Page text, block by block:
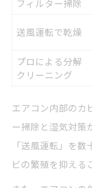
フィルター掃除
送風運転で乾燥
プロによる分解
クリーニング
エアコン内部のカ
ー掃除と湿気対策
「送風運転」を
ビの繁殖を抑える